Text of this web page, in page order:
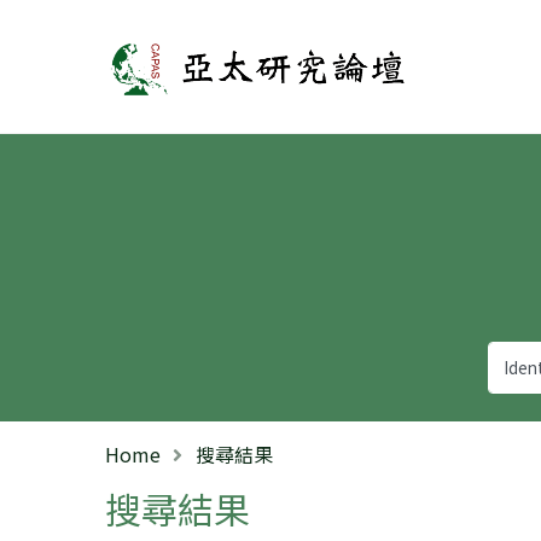
亞太研究論壇
Home 搜尋結果
搜尋結果